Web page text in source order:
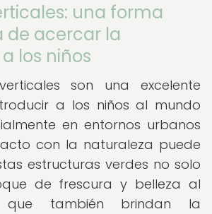
una forma
de acercar la
los niños
son una excelente
a los niños al mundo
en entornos urbanos
con la naturaleza puede
estructuras verdes no solo
de frescura y belleza al
que también brindan la